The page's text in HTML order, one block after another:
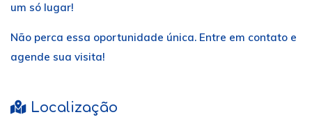
um só lugar!
Não perca essa oportunidade única. Entre em contato e
agende sua visita!
Localização